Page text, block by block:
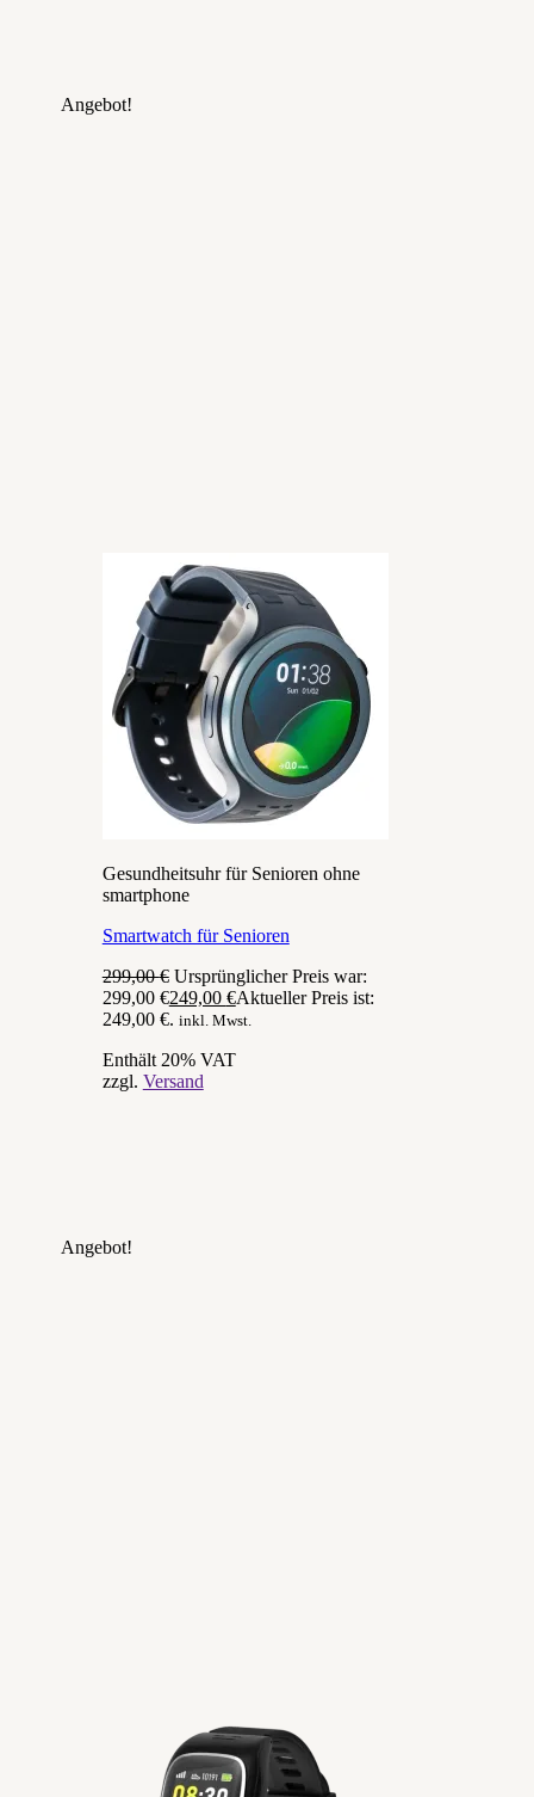
Angebot!
Gesundheitsuhr für Senioren ohne
smartphone
Smartwatch für Senioren
299,00€ Ursprünglicher Preis war:
299,00 €249,00 €Aktueller Preis ist:
249,00 €. inkl. Mwst.
Enthält 20% VAT
zzgl. Versand
Angebot!